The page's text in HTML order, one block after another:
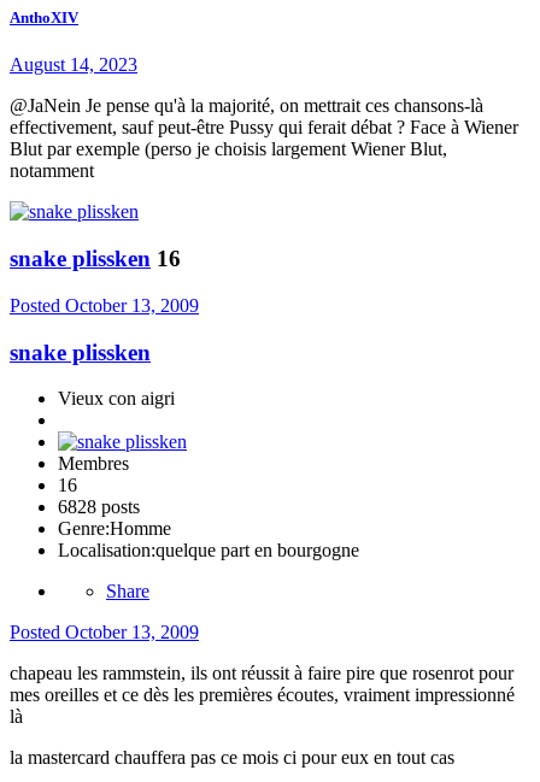
AnthoXIV
August 14, 2023
@JaNein Je pense qu'à la majorité, on mettrait ces chansons-là
effectivement, sauf peut-être Pussy qui ferait débat ? Face à Wiener
Blut par exemple (perso je choisis largement Wiener Blut,
notamment
snake plissken 16
Posted October 13, 2009
snake plissken
Vieux con aigri
Membres
16
6828 posts
Genre:Homme
Localisation:quelque part en bourgogne
Share
Posted October 13, 2009
chapeau les rammstein, ils ont réussit à faire pire que rosenrot pour
mes oreilles et ce dès les premières écoutes, vraiment impressionné
là
la mastercard chauffera pas ce mois ci pour eux en tout cas